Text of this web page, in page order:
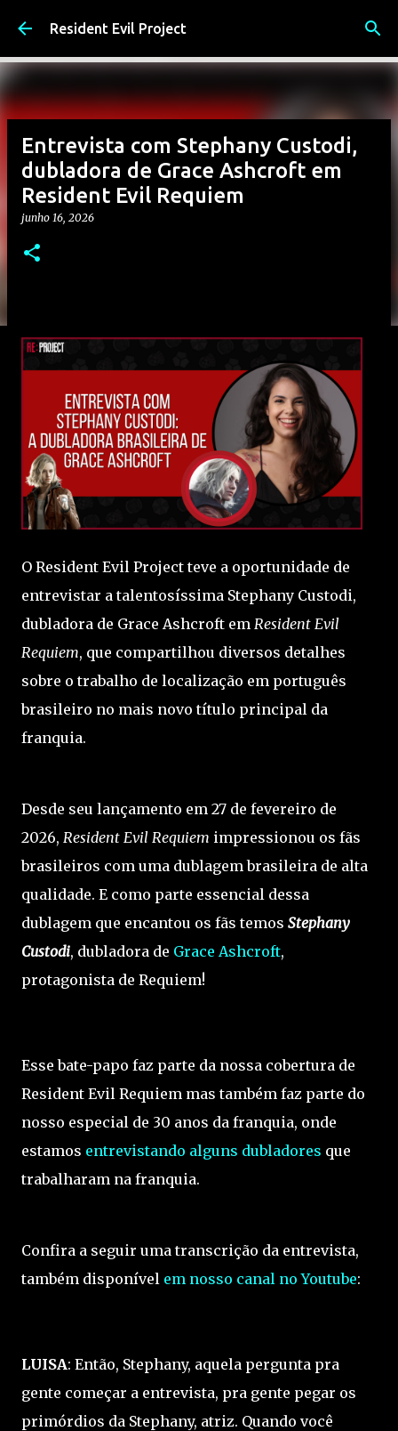
Pular para o conteúdo principal
Resident Evil Project
Entrevista com Stephany Custodi,
dubladora de Grace Ashcroft em
Resident Evil Requiem
junho 16, 2026
O Resident Evil Project teve a oportunidade de
entrevistar a talentosíssima Stephany Custodi,
dubladora de Grace Ashcroft em Resident Evil
Requiem, que compartilhou diversos detalhes
sobre o trabalho de localização em português
brasileiro no mais novo título principal da
franquia.
Desde seu lançamento em 27 de fevereiro de
2026, Resident Evil Requiem impressionou os fãs
brasileiros com uma dublagem brasileira de alta
qualidade. E como parte essencial dessa
dublagem que encantou os fãs temos Stephany
Custodi, dubladora de Grace Ashcroft,
protagonista de Requiem!
Esse bate-papo faz parte da nossa cobertura de
Resident Evil Requiem mas também faz parte do
nosso especial de 30 anos da franquia, onde
estamos entrevistando alguns dubladores que
trabalharam na franquia.
Confira a seguir uma transcrição da entrevista,
também disponível em nosso canal no Youtube:
LUISA: Então, Stephany, aquela pergunta pra
gente começar a entrevista, pra gente pegar os
primórdios da Stephany, atriz. Quando você